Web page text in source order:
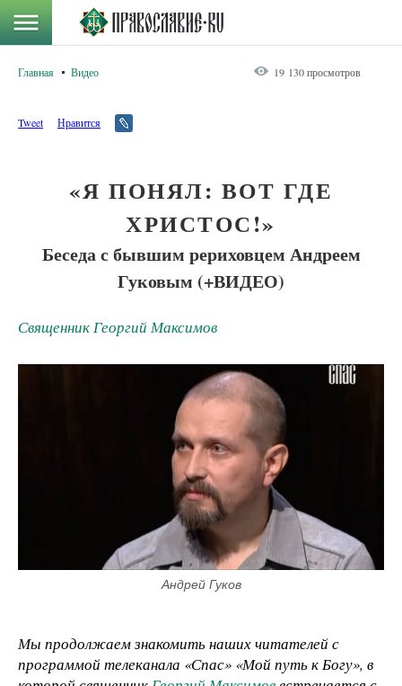
Главная Видео 19 130 просмотров
Tweet Нравится
«Я ПОНЯЛ: ВОТ ГДЕ
ХРИСТОС!»
Беседа с бывшим рериховцем Андреем
Гуковым (+ВИДЕО)
Священник Георгий Максимов
Андрей Гуков
Мы продолжаем знакомить наших читателей с
программой телеканала «Спас» «Мой путь к Богу», в